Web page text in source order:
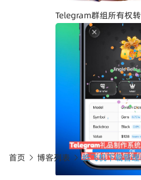
Telegram群组所有权
员交接与社区管理更灵活
首页 博客列表 纸飞机下载管